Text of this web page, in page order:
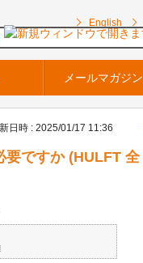
English
メールマガジン
日時 : 2025/01/17 11:36
要ですか (HULFT 全